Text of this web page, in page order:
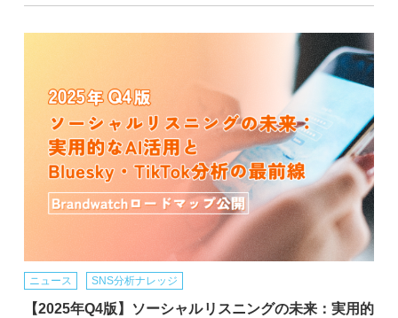
ニュース SNS分析ナレッジ
【2025年Q4版】ソーシャルリスニングの未来：実用的